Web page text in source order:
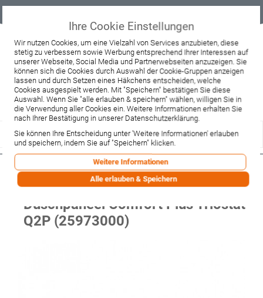
Beratung & Verkauf
+49 37467 66944
Montag - Freitag:
10:00 - 12:00 Uhr
13:00 - 16:00 Uhr
Samstag:
9:00 - 12:00 Uhr
Lieferzeitanfrage Widerruf
Hansgrohe Ab-und
Umstellkartusche Pharo
Duschpaneel Comfort Plus Triostat
Q2P (25973000)
Ihre Cookie Einstellungen
Wir nutzen Cookies, um eine Vielzahl von Services anzubieten, diese
stetig zu verbessern sowie Werbung entsprechend Ihrer Interessen auf
unserer Webseite, Social Media und Partnerwebseiten anzuzeigen. Sie
können sich die Cookies durch Auswahl der Cookie-Gruppen anzeigen
lassen und durch Setzen eines Häkchens entscheiden, welche
Cookies ausgespielt werden. Mit "Speichern" bestätigen Sie diese
Auswahl. Wenn Sie "alle erlauben & speichern" wählen, willigen Sie in
die Verwendung aller Cookies ein. Weitere Informationen erhalten Sie
nach Ihrer Bestätigung in unserer Datenschutzerklärung.
Sie können Ihre Entscheidung unter 'Weitere Informationen' erlauben
und speichern, indem Sie auf "Speichern" klicken.
Weitere Informationen
Alle erlauben & Speichern